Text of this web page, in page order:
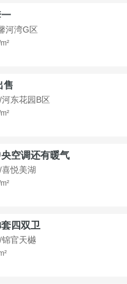
河湾G区
售
东花园B区
空调还有暖气
悦美湖
四双卫
官天樾